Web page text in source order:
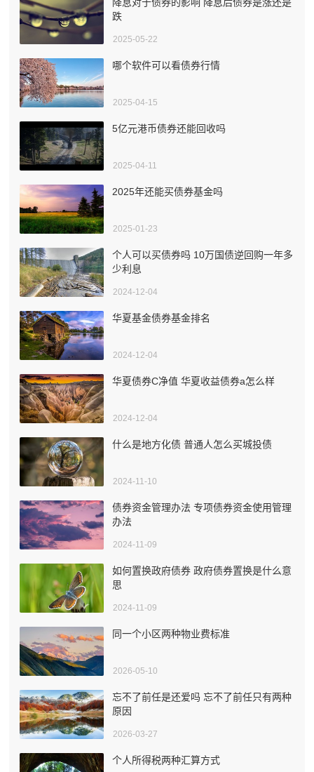
跌
2025-05-22
哪个软件可以看债券行情
2025-04-15
5亿元港币债券还能回收吗
2025-04-11
2025年还能买债券基金吗
2025-01-23
个人可以买债券吗 10万国债逆回购一年多
少利息
2024-12-04
华夏基金债券基金排名
2024-12-04
华夏债券C净值 华夏收益债券a怎么样
2024-12-04
什么是地方化债 普通人怎么买城投债
2024-11-10
债券资金管理办法 专项债券资金使用管理
办法
2024-11-09
如何置换政府债券 政府债券置换是什么意
思
2024-11-09
同一个小区两种物业费标准
2026-05-10
忘不了前任是还爱吗 忘不了前任只有两种
原因
2026-03-27
个人所得税两种汇算方式